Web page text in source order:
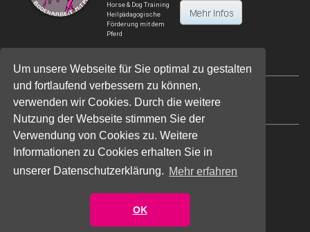
Um unsere Webseite für Sie optimal zu gestalten
und fortlaufend verbessern zu können,
verwenden wir Cookies. Durch die weitere
Nutzung der Webseite stimmen Sie der
Verwendung von Cookies zu. Weitere
Informationen zu Cookies erhalten Sie in
unserer Datenschutzerklärung. Mehr erfahren
OK
Horse & Dog Training
Heilpädagogische
Förderung mit dem
Pferd
Impressum
Datenschutz
Ulrike Sänger - Staatl. anerk. Heilpädagogin,
Tiergestützte Therapie/Pädagogik/Begleitung
Telefon:
0049 (0) 171/ 2 66 80 54
E-Mail: u.saenger@tiergestuetzte-begleitung.de